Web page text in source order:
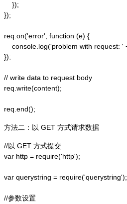
    });
});
req.on('error', function (e) {
console.log('problem with request:
});
// write data to request body
req.write(content);
方法二：以 GET 方式请求数据
//以 GET 方式提交
var http = require('http');
var querystring = require('querystring');
//参数设置